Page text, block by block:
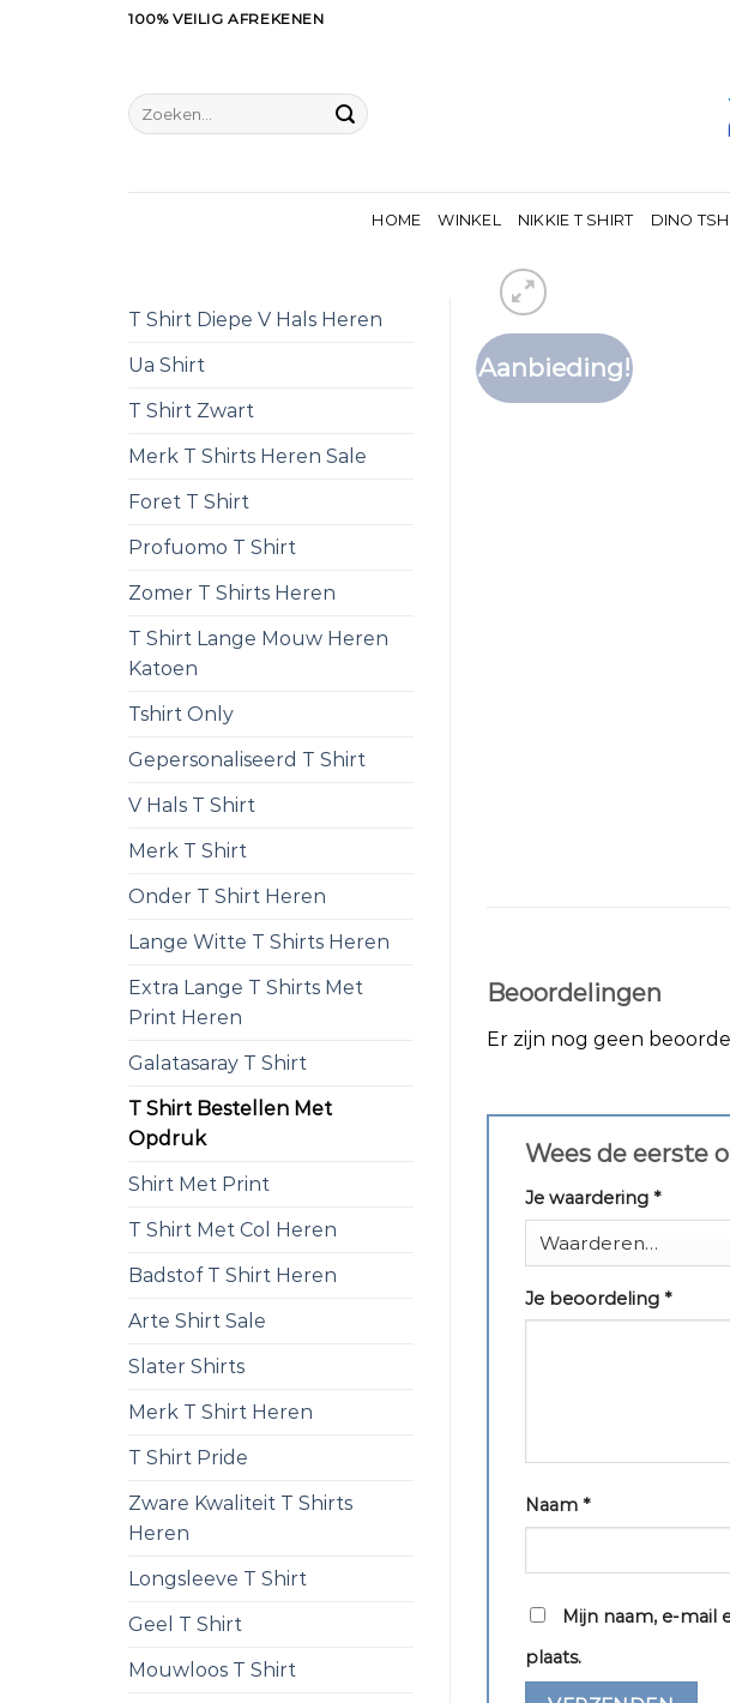
100% VEILIG AFREKENEN
Zoeken
naar:
HOME WINKEL NIKKIE T SHIRT DINO
T Shirt Diepe V Hals Heren
Ua Shirt
T Shirt Zwart
Merk T Shirts Heren Sale
Foret T Shirt
Profuomo T Shirt
Zomer T Shirts Heren
T Shirt Lange Mouw Heren
Katoen
Tshirt Only
Gepersonaliseerd T Shirt
V Hals T Shirt
Merk T Shirt
Onder T Shirt Heren
Lange Witte T Shirts Heren
Extra Lange T Shirts Met
Print Heren
Galatasaray T Shirt
T Shirt Bestellen Met
Opdruk
Shirt Met Print
T Shirt Met Col Heren
Badstof T Shirt Heren
Arte Shirt Sale
Slater Shirts
Merk T Shirt Heren
T Shirt Pride
Zware Kwaliteit T Shirts
Heren
Longsleeve T Shirt
Geel T Shirt
Mouwloos T Shirt
Aanbieding!
Beoordelingen
Er zijn nog geen
Wees de eerste
Je waardering *
Je beoordeling *
Naam *
Mijn naam, e-mail
plaats.